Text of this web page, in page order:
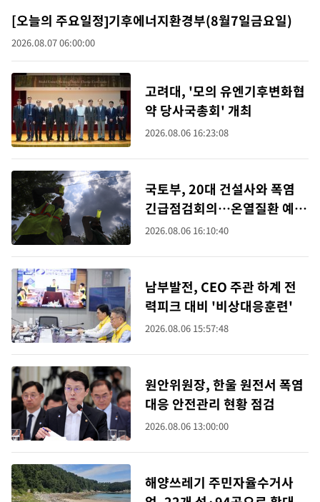
[오늘의 주요일정]기후에너지환경부(8월7일금요일)
2026.08.07 06:00:00
고려대, '모의 유엔기후변화협
약 당사국총회' 개최
2026.08.06 16:23:08
국토부, 20대 건설사와 폭염
긴급점검회의…온열질환 예방
총력
2026.08.06 16:10:40
남부발전, CEO 주관 하계 전
력피크 대비 '비상대응훈련'
2026.08.06 15:57:48
원안위원장, 한울 원전서 폭염
대응 안전관리 현황 점검
2026.08.06 13:00:00
해양쓰레기 주민자율수거사